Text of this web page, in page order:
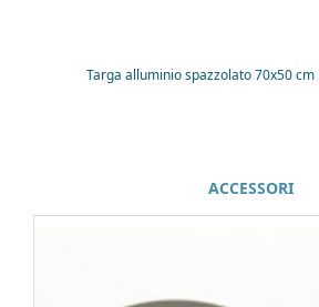
Targa alluminio spazzolato 70x50 cm
ACCESSORI